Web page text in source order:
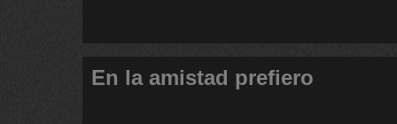
En la amistad prefiero